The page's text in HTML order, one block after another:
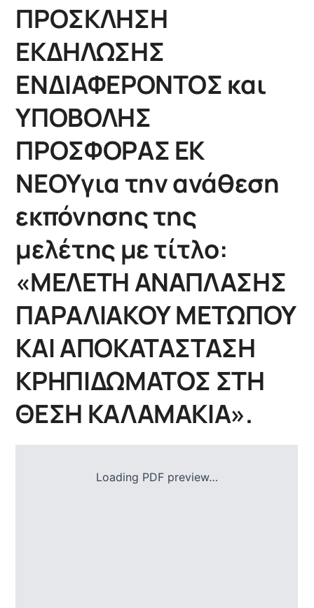
ΠΡΟΣΚΛΗΣΗ
ΕΚΔΗΛΩΣΗΣ
ΕΝΔΙΑΦΕΡΟΝΤΟΣ και
ΥΠΟΒΟΛΗΣ
ΠΡΟΣΦΟΡΑΣ ΕΚ
ΝΕΟΥγια την ανάθεση
εκπόνησης της
μελέτης με τίτλο:
«ΜΕΛΕΤΗ ΑΝΑΠΛΑΣΗΣ
ΠΑΡΑΛΙΑΚΟΥ ΜΕΤΩΠΟΥ
ΚΑΙ ΑΠΟΚΑΤΑΣΤΑΣΗ
ΚΡΗΠΙΔΩΜΑΤΟΣ ΣΤΗ
ΘΕΣΗ ΚΑΛΑΜΑΚΙΑ».